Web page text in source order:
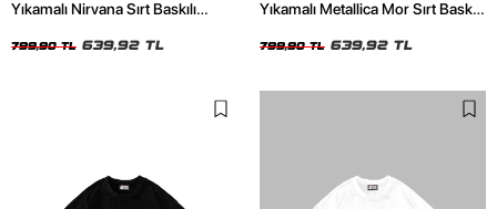
Yıkamalı Nirvana Sırt Baskılı
799,90 TL 639,92 TL
Yıkamalı Metallica Mor Sırt Baskılı
799,90 TL 639,92 TL